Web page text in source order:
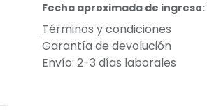
Fecha aproximada de ingreso:
Términos y condiciones
Garantía de devolución
Envío: 2-3 días laborales